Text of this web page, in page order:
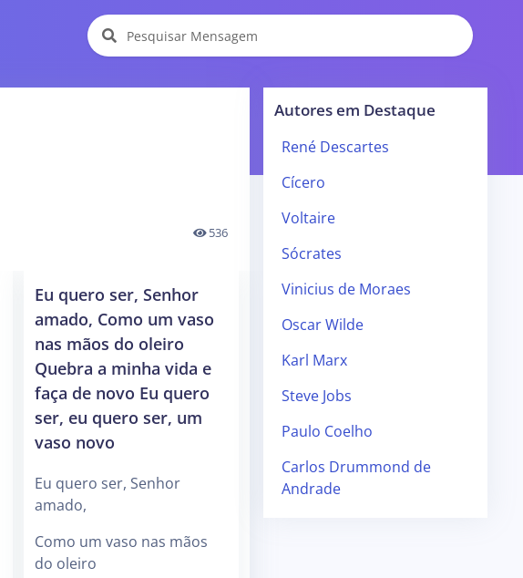
536
Eu quero ser, Senhor
amado, Como um vaso
nas mãos do oleiro
Quebra a minha vida e
faça de novo Eu quero
ser, eu quero ser, um
vaso novo
Eu quero ser, Senhor
amado,
Como um vaso nas mãos
do oleiro
Autores em Destaque
René Descartes
Cícero
Voltaire
Sócrates
Vinicius de Moraes
Oscar Wilde
Karl Marx
Steve Jobs
Paulo Coelho
Carlos Drummond de
Andrade